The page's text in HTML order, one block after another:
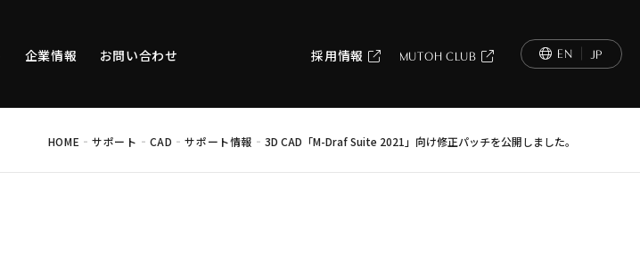
企業情報 お問い合わせ 採用情報 MUTOH CLUB EN JP
HOME -サポート - CAD -サポート情報 - 3D CAD「M-Draf Suite 2021」向け修正パッチを公開しました。